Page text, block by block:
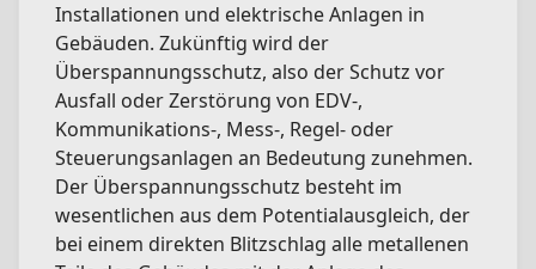
Installationen und elektrische Anlagen in
Gebäuden. Zukünftig wird der
Überspannungsschutz, also der Schutz vor
Ausfall oder Zerstörung von EDV-,
Kommunikations-, Mess-, Regel- oder
Steuerungsanlagen an Bedeutung zunehmen.
Der Überspannungsschutz besteht im
wesentlichen aus dem Potentialausgleich, der
bei einem direkten Blitzschlag alle metallenen